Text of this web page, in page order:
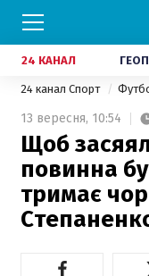
24 КАНАЛ
24 канал Спорт
13 вересня, 10:54
Щоб
повинна
тримає